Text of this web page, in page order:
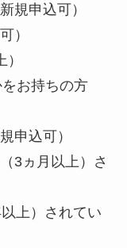
申込可）
）
お持ちの方
申込可）
3ヵ月以上）さ
上）されてい